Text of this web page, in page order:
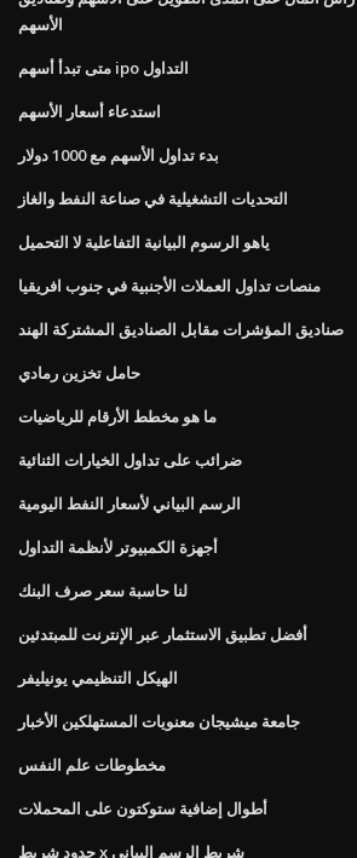
الأسهم
متى تبدأ أسهم ipo التداول
استدعاء أسعار الأسهم
بدء تداول الأسهم مع 1000 دولار
التحديات التشغيلية في صناعة النفط والغاز
ياهو الرسوم البيانية التفاعلية لا التحميل
منصات تداول العملات الأجنبية في جنوب افريقيا
صناديق المؤشرات مقابل الصناديق المشتركة الهند
حامل تخزين رمادي
ما هو مخطط الأرقام للرياضيات
ضرائب على تداول الخيارات الثنائية
الرسم البياني لأسعار النفط اليومية
أجهزة الكمبيوتر لأنظمة التداول
لنا حاسبة سعر صرف البنك
أفضل تطبيق الاستثمار عبر الإنترنت للمبتدئين
الهيكل التنظيمي يونيليفر
جامعة ميشيجان معنويات المستهلكين الأخبار
مخطوطات علم النفس
أطوال إضافية ستوكتون على المحملات
حدود شريط x شريط الرسم البياني